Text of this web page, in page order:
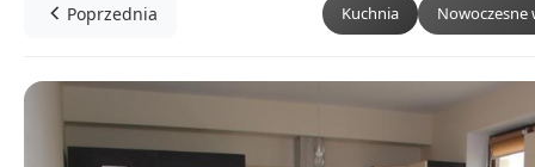
Poprzednia Kuchnia Nowoczesne